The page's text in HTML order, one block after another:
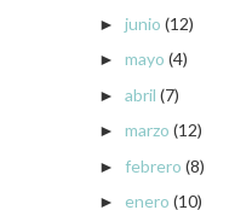
► junio (12)
► mayo (4)
► abril (7)
► marzo (12)
► febrero (8)
► enero (10)